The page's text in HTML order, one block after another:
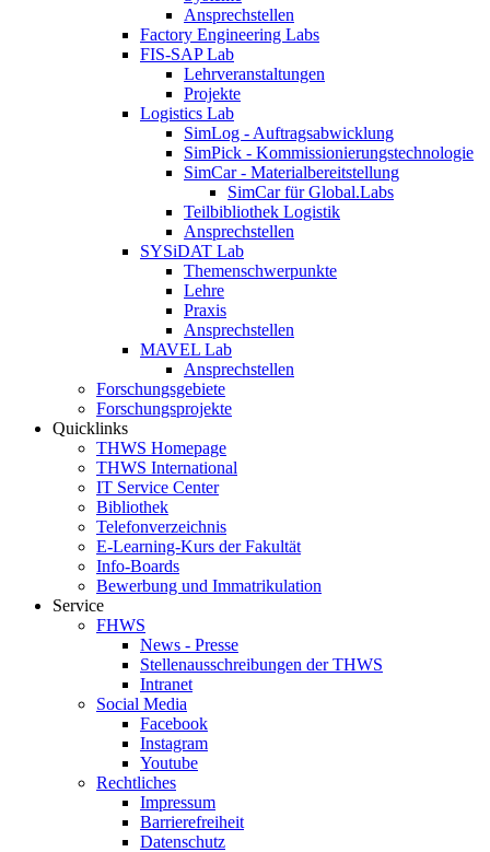
Ansprechstellen
Factory Engineering Labs
FIS-SAP Lab
Lehrveranstaltungen
Projekte
Logistics Lab
SimLog - Auftragsabwicklung
SimPick - Kommissionierungstechnologie
SimCar - Materialbereitstellung
SimCar für Global.Labs
Teilbibliothek Logistik
Ansprechstellen
SYSiDAT Lab
Themenschwerpunkte
Lehre
Praxis
Ansprechstellen
MAVEL Lab
Ansprechstellen
Forschungsgebiete
Forschungsprojekte
Quicklinks
THWS Homepage
THWS International
IT Service Center
Bibliothek
Telefonverzeichnis
E-Learning-Kurs der Fakultät
Info-Boards
Bewerbung und Immatrikulation
Service
FHWS
News - Presse
Stellenausschreibungen der THWS
Intranet
Social Media
Facebook
Instagram
Youtube
Rechtliches
Impressum
Barrierefreiheit
Datenschutz